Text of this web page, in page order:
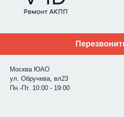
Москва ЮАО
ул. Обручева, вл23
Пн.-Пт. 10:00 - 19:00